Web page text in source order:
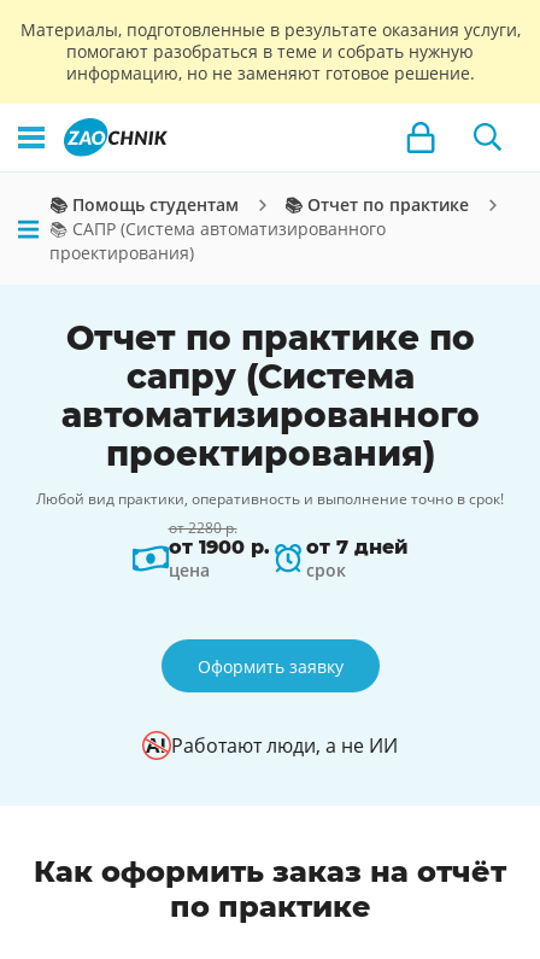
Материалы, подготовленные в результате оказания услуги,
помогают разобраться в теме и собрать нужную
информацию, но не заменяют готовое решение.
📚 Помощь студентам
📚 Отчет по практике
📚 САПР (Система автоматизированного
проектирования)
Отчет по практике по
сапру (Система
автоматизированного
проектирования)
Любой вид практики, оперативность и выполнение точно в срок!
от 2280 р.
от 1900 р.
цена
от 7 дней
срок
Оформить заявку
Работают люди, а не ИИ
Как оформить заказ на отчёт
по практике